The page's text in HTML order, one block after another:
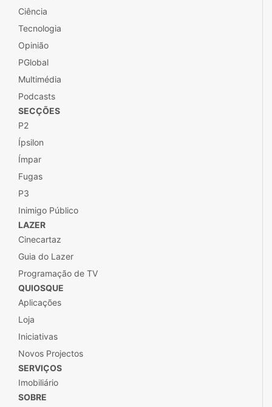
Ciência
Tecnologia
Opinião
PGlobal
Multimédia
Podcasts
SECÇÕES
P2
Ípsilon
Ímpar
Fugas
P3
Inimigo Público
LAZER
Cinecartaz
Guia do Lazer
Programação de TV
QUIOSQUE
Aplicações
Loja
Iniciativas
Novos Projectos
SERVIÇOS
Imobiliário
SOBRE